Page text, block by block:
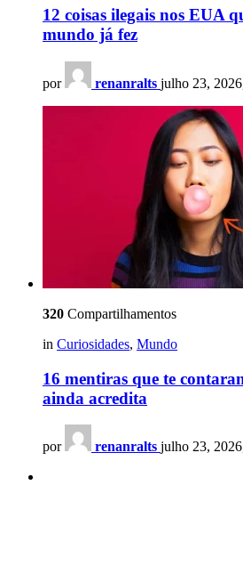
12 coisas ilegais nos EUA
mundo já fez
por renanralts julho 23,
320 Compartilhamentos
in Curiosidades, Mundo
16 mentiras que te
ainda acredita
por renanralts julho 23,